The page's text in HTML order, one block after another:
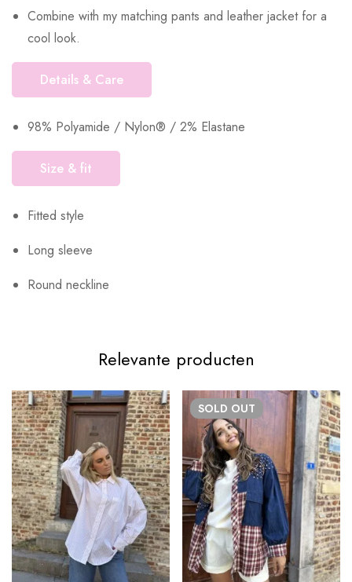
Combine with my matching pants and leather jacket for a
cool look.
Details & Care
98% Polyamide / Nylon® / 2% Elastane
Size & fit
Fitted style
Long sleeve
Round neckline
Relevante producten
SOLD OUT